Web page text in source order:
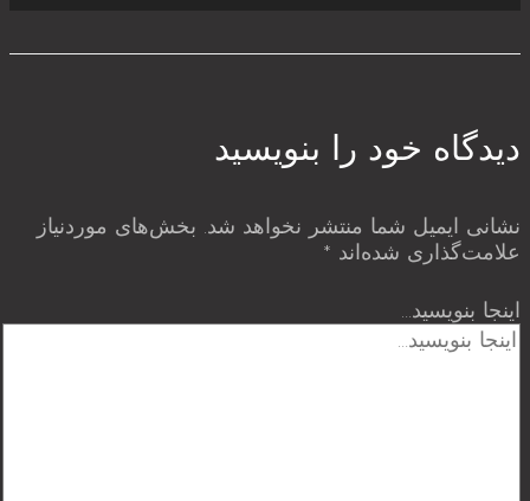
دیدگاه‌ خود را بنویسید
نشانی ایمیل شما منتشر نخواهد شد. بخش‌های موردنیاز
علامت‌گذاری شده‌اند *
اینجا بنویسید…